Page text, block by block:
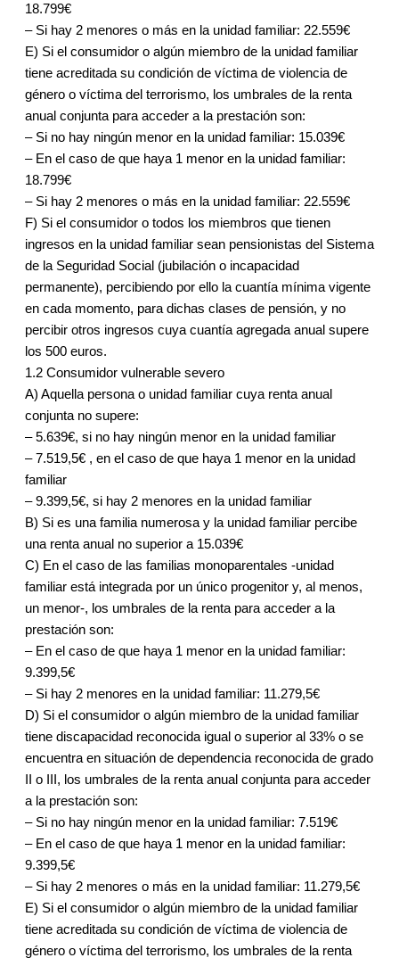
18.799€
– Si hay 2 menores o más en la unidad familiar: 22.559€
E) Si el consumidor o algún miembro de la unidad familiar
tiene acreditada su condición de víctima de violencia de
género o víctima del terrorismo, los umbrales de la renta
anual conjunta para acceder a la prestación son:
– Si no hay ningún menor en la unidad familiar: 15.039€
– En el caso de que haya 1 menor en la unidad familiar:
18.799€
– Si hay 2 menores o más en la unidad familiar: 22.559€
F) Si el consumidor o todos los miembros que tienen
ingresos en la unidad familiar sean pensionistas del Sistema
de la Seguridad Social (jubilación o incapacidad
permanente), percibiendo por ello la cuantía mínima vigente
en cada momento, para dichas clases de pensión, y no
percibir otros ingresos cuya cuantía agregada anual supere
los 500 euros.
1.2 Consumidor vulnerable severo
A) Aquella persona o unidad familiar cuya renta anual
conjunta no supere:
– 5.639€, si no hay ningún menor en la unidad familiar
– 7.519,5€ , en el caso de que haya 1 menor en la unidad
familiar
– 9.399,5€, si hay 2 menores en la unidad familiar
B) Si es una familia numerosa y la unidad familiar percibe
una renta anual no superior a 15.039€
C) En el caso de las familias monoparentales -unidad
familiar está integrada por un único progenitor y, al menos,
un menor-, los umbrales de la renta para acceder a la
prestación son:
– En el caso de que haya 1 menor en la unidad familiar:
9.399,5€
– Si hay 2 menores en la unidad familiar: 11.279,5€
D) Si el consumidor o algún miembro de la unidad familiar
tiene discapacidad reconocida igual o superior al 33% o se
encuentra en situación de dependencia reconocida de grado
II o III, los umbrales de la renta anual conjunta para acceder
a la prestación son:
– Si no hay ningún menor en la unidad familiar: 7.519€
– En el caso de que haya 1 menor en la unidad familiar:
9.399,5€
– Si hay 2 menores o más en la unidad familiar: 11.279,5€
E) Si el consumidor o algún miembro de la unidad familiar
tiene acreditada su condición de víctima de violencia de
género o víctima del terrorismo, los umbrales de la renta